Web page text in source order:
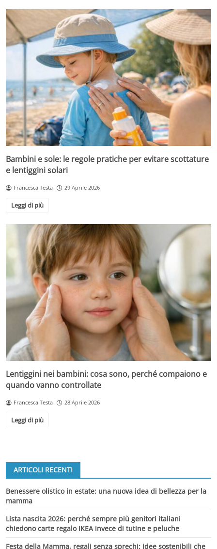
Bambini e sole: le regole pratiche per evitare scottature
e lentiggini solari
Francesca Testa 29 Aprile 2026
Leggi di più
Lentiggini nei bambini: cosa sono, perché compaiono e
quando vanno controllate
Francesca Testa 28 Aprile 2026
Leggi di più
ARTICOLI RECENTI
Benessere olistico in estate: una nuova idea di bellezza per la
mamma
Lista nascita 2026: perché sempre più genitori italiani
chiedono carte regalo IKEA invece di tutine e peluche
Festa della Mamma, regali senza sprechi: idee sostenibili che